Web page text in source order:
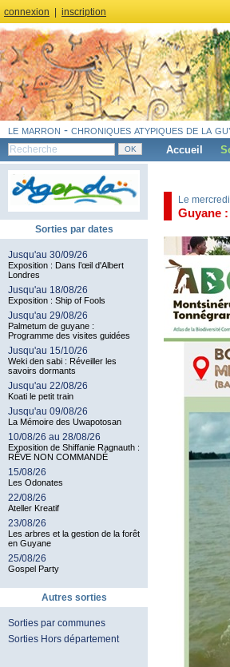
connexion inscription
le marron - chroniques atypiques de la
Accueil
Sorties par dates
Jusqu'au 30/09/26
Exposition : Dans l’œil d'Albert
Londres
Jusqu'au 18/08/26
Exposition : Ship of Fools
Jusqu'au 29/08/26
Palmetum de guyane :
Programme des visites guidées
Jusqu'au 15/10/26
Weki den sabi : Réveiller les
savoirs dormants
Jusqu'au 22/08/26
Koati le petit train
Jusqu'au 09/08/26
La Mémoire des Uwapotosan
10/08/26 au 28/08/26
Exposition de Shiffanie Ragnauth :
RÊVE NON COMMANDÉ
15/08/26
Les Odonates
22/08/26
Ateller Kreatif
23/08/26
Les arbres et la gestion de la forêt
en Guyane
25/08/26
Gospel Party
Autres sorties
Sorties par communes
Sorties Hors département
Le
Guyane